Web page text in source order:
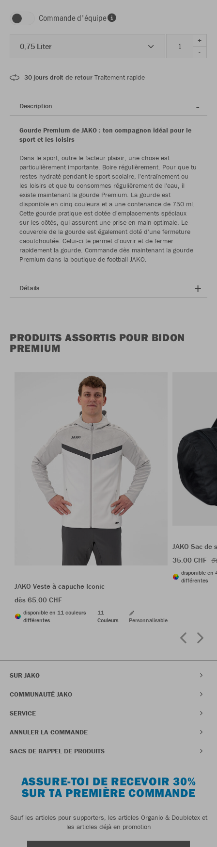
Commande d'équipe
0,75 Liter
+
-
30 jours droit de retour Traitement rapide
Description
Gourde Premium de JAKO : ton compagnon idéal pour le
sport et les loisirs
Dans le sport, outre le facteur plaisir, une chose est
particulièrement importante. Boire régulièrement. Pour que tu
restes hydraté pendant le sport scolaire, l'entraînement ou
les loisirs et que tu consommes régulièrement de l'eau, il
existe maintenant la gourde Premium. La gourde est
disponible en cinq couleurs et a une contenance de 750 ml.
Cette gourde pratique est dotée d'emplacements spéciaux
sur les côtés, qui assurent une prise en main optimale. Le
couvercle de la gourde est également doté d'une fermeture
caoutchoutée. Celui-ci te permet d'ouvrir et de fermer
rapidement la gourde. Commande dès maintenant la gourde
Premium dans la boutique de football JAKO.
Détails
PRODUITS ASSORTIS POUR BIDON
PREMIUM
JAKO Veste à capuche Iconic
dès 65.00 CHF
disponible en 11 couleurs
différentes
11
Couleurs
Personnalisable
JAKO Sac de
35.00 CHF
disponible en
différentes
SUR JAKO
COMMUNAUTÉ JAKO
SERVICE
ANNULER LA COMMANDE
SACS DE RAPPEL DE PRODUITS
ASSURE-TOI DE RECEVOIR 30%
SUR TA PREMIÈRE COMMANDE
Sauf les articles pour supporters, les articles Organic & Doubletex et
les articles déjà en promotion